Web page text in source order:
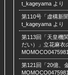
t_kageyama より
第110号「虚構新
t_kageyama より
第113回「天皇機
だい）」立花麻衣
第121回「20億、